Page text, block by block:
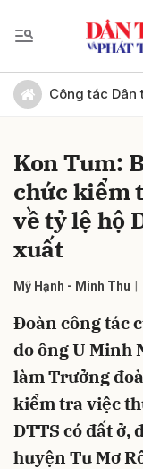
Công tác Dân
Kon Tum:
chức kiểm
về tỷ lệ hộ
xuất
Mỹ Hạnh - Minh Thu
Đoàn công tác
do ông U Minh
làm Trưởng
kiểm tra việc
DTTS có đất ở,
huyện Tu Mơ
Gửi bình luận